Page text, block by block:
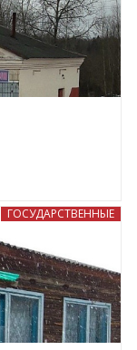
ГОСУДАРСТВЕННЫЕ